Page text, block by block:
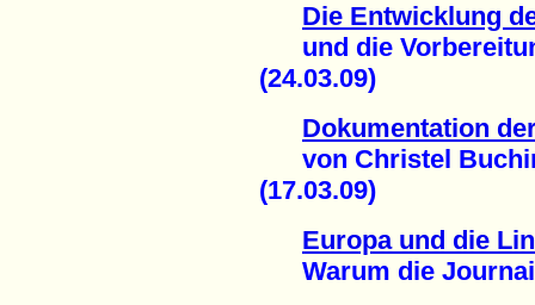
Die Entwicklung
und die
(24.03.09)
Dokumentation
von Christel
(17.03.09)
Europa und die
Warum die